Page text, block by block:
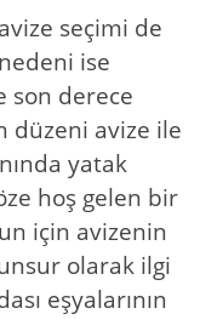
seçimi de
ise
son derece
düzeni avize ile
yatak
hoş gelen bir
için avizenin
olarak ilgi
eşyalarının